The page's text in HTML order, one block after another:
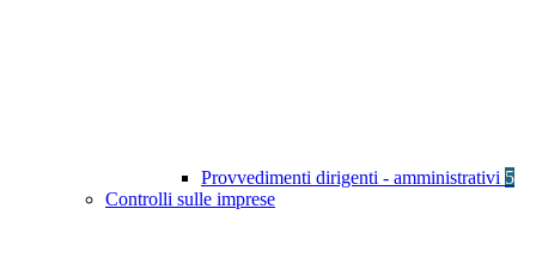
Provvedimenti dirigenti - amministrativi 5
Controlli sulle imprese